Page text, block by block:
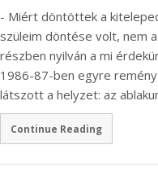
- Miért döntöttek a
szüleim döntése volt, nem
részben nyilván a mi
1986-87-ben egyre
látszott a helyzet: az
Continue Reading